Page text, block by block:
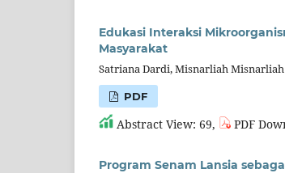
Edukasi Interaksi
Masyarakat
Satriana Dardi, Misnarliah Misnarliah
PDF
Abstract View: 69, PDF
Program Senam Lansia